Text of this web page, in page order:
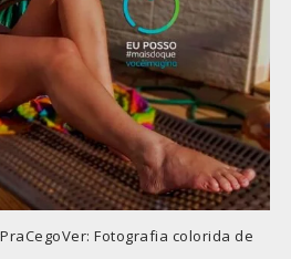
Fotografia colorida de